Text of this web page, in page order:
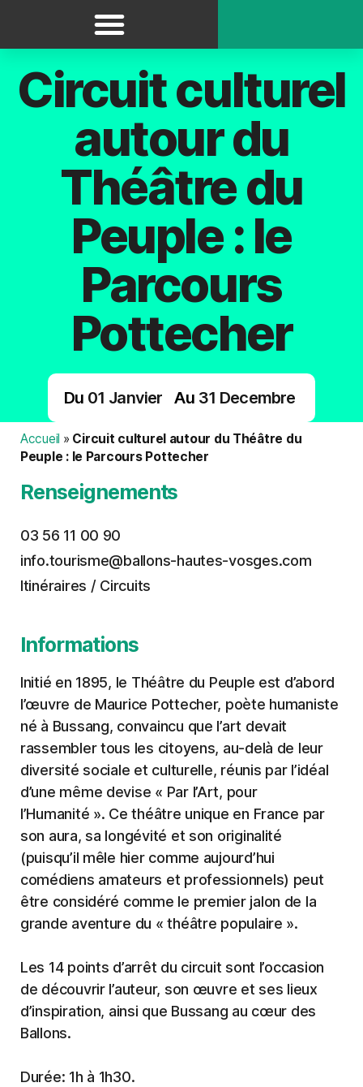
Itinéraires / Circuits
Circuit culturel
autour du
Théâtre du
Peuple : le
Parcours
Pottecher
Du 01 Janvier Au 31 Decembre
Accueil » Circuit culturel autour du Théâtre du
Peuple : le Parcours Pottecher
Renseignements
03 56 11 00 90
info.tourisme@ballons-hautes-vosges.com
Itinéraires / Circuits
Informations
Initié en 1895, le Théâtre du Peuple est d’abord
l’œuvre de Maurice Pottecher, poète humaniste
né à Bussang, convaincu que l’art devait
rassembler tous les citoyens, au-delà de leur
diversité sociale et culturelle, réunis par l’idéal
d’une même devise « Par l’Art, pour
l’Humanité ». Ce théâtre unique en France par
son aura, sa longévité et son originalité
(puisqu’il mêle hier comme aujourd’hui
comédiens amateurs et professionnels) peut
être considéré comme le premier jalon de la
grande aventure du « théâtre populaire ».
Les 14 points d’arrêt du circuit sont l’occasion
de découvrir l’auteur, son œuvre et ses lieux
d’inspiration, ainsi que Bussang au cœur des
Ballons.
Durée: 1h à 1h30.